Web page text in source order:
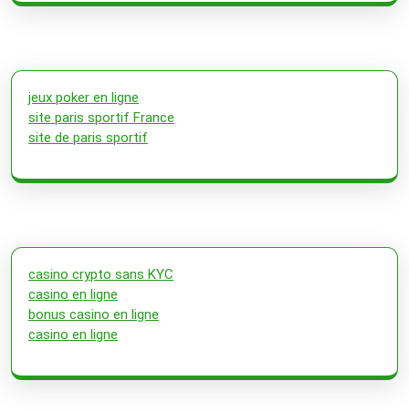
jeux poker en ligne
site paris sportif France
site de paris sportif
casino crypto sans KYC
casino en ligne
bonus casino en ligne
casino en ligne